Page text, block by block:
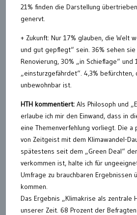
21% finden die Darstellung
genervt.
+ Zukunft: Nur 17% glauben, die Welt
und gut gepflegt“ sein. 36% sehen sie
Renovierung, 30% „in Schieflage“ und
„einsturzgefährdet“. 4,3%
unbewohnbar ist.
HTH kommentiert: Als Philosoph und
erlaube ich mir den Einwand, dass in
eine Themenverfehlung vorliegt. Die a
von Zeitgeist mit dem Klimawandel-
spätestens seit dem „Green Deal“
verkommen ist, halte ich für
Umfrage zu brauchbaren Ergebnissen
kommen.
Das Ergebnis „Klimakrise als zentrale
unserer Zeit. 68 Prozent der